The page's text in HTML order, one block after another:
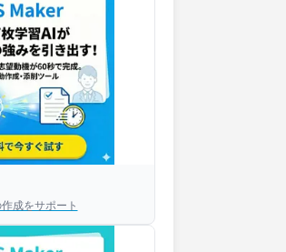
成をサポート